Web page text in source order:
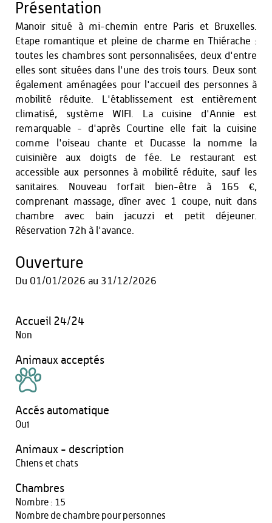
Présentation
Manoir situé à mi-chemin entre Paris et Bruxelles.
Etape romantique et pleine de charme en Thiérache :
toutes les chambres sont personnalisées, deux d'entre
elles sont situées dans l'une des trois tours. Deux sont
également aménagées pour l'accueil des personnes à
mobilité réduite. L'établissement est entièrement
climatisé, système WIFI. La cuisine d'Annie est
remarquable - d'après Courtine elle fait la cuisine
comme l'oiseau chante et Ducasse la nomme la
cuisinière aux doigts de fée. Le restaurant est
accessible aux personnes à mobilité réduite, sauf les
sanitaires. Nouveau forfait bien-être à 165 €,
comprenant massage, dîner avec 1 coupe, nuit dans
chambre avec bain jacuzzi et petit déjeuner.
Réservation 72h à l'avance.
Ouverture
Du 01/01/2026 au 31/12/2026
Accueil 24/24
Non
Animaux acceptés
Accés automatique
Oui
Animaux - description
Chiens et chats
Chambres
Nombre : 15
Nombre de chambre pour personnes